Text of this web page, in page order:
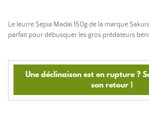
Le leurre Sepia Madaï 150g de la marque
parfait pour débusquer les gros prédateurs
Une déclinaison est en rupture ?
son retour !